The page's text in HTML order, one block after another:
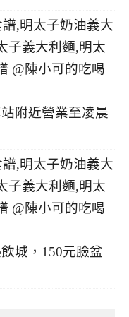
附近營業至凌晨
城，150元臉盆